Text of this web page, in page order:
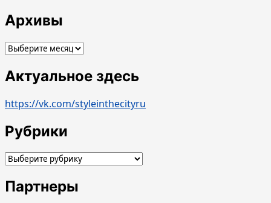
Архивы
Архивы
Актуальное здесь
https://vk.com/styleinthecityru
Рубрики
Рубрики
Партнеры